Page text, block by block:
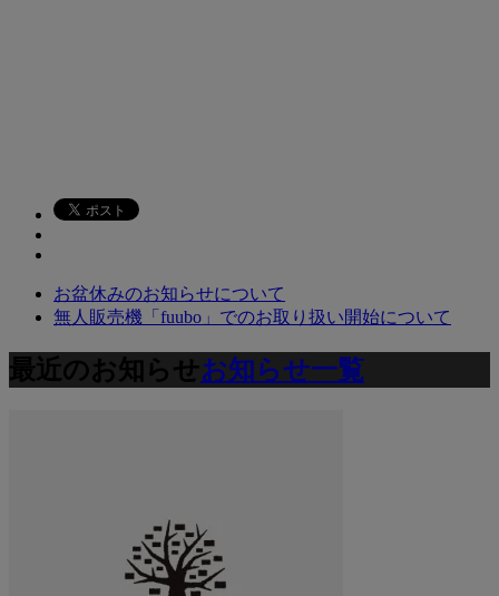
お盆休みのお知らせについて
無人販売機「fuubo」でのお取り扱い開始について
最近のお知らせお知らせ一覧